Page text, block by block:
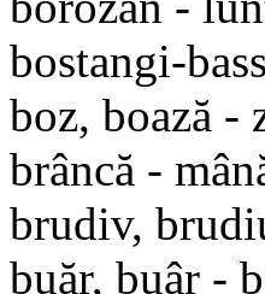
bostangi-
boz, boază -
brâncă -
brudiv,
buăr, buâr -